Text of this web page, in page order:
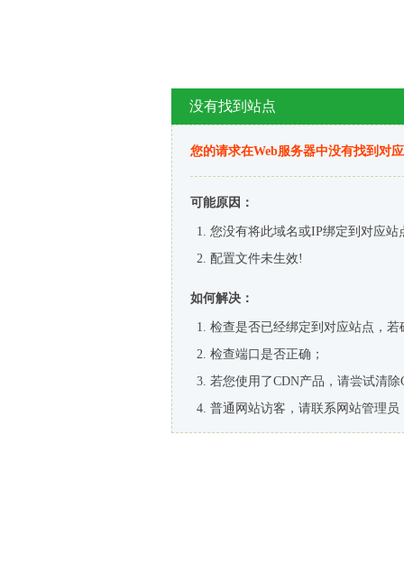
没有找到站点
您的请求在Web服务器中没有找到对
可能原因：
您没有将此域名或IP绑定到对应站
配置文件未生效!
如何解决：
检查是否已经绑定到对应站点，
检查端口是否正确；
若您使用了CDN产品，请尝试清除
普通网站访客，请联系网站管理员